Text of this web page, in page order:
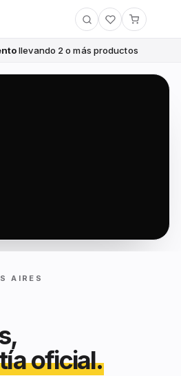
llevando 2 o más productos
AIRES
oficial.